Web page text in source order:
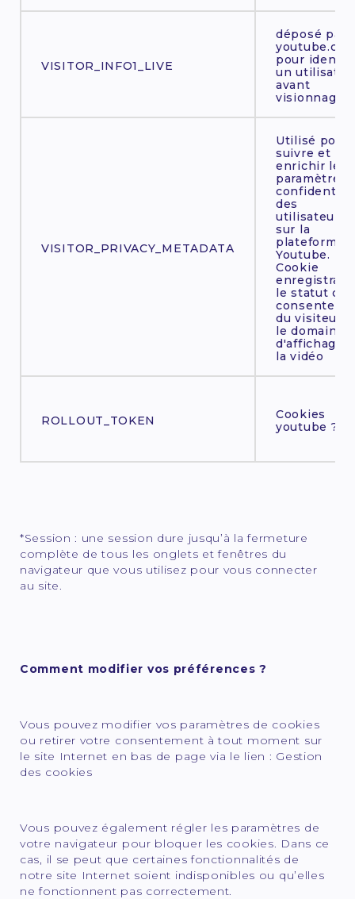
VISITOR_INFO1_LIVE
déposé par
pour
un
avant
visionnage
VISITOR_PRIVACY_METADATA
Utilisé pour
suivre et
enrichir les
paramètres
des
utilisateurs
sur la
plateforme
Youtube.
Cookie
enregistrant
le statut de
du visiteur
le domaine
d'affichage
la vidéo
ROLLOUT_TOKEN
Cookies
youtube ?
*Session : une session dure jusqu’à la fermeture
complète de tous les onglets et fenêtres du
navigateur que vous utilisez pour vous connecter
au site.
Comment modifier vos préférences ?
Vous pouvez modifier vos paramètres de cookies
ou retirer votre consentement à tout moment sur
le site Internet en bas de page via le lien : Gestion
des cookies
Vous pouvez également régler les paramètres de
votre navigateur pour bloquer les cookies. Dans ce
cas, il se peut que certaines fonctionnalités de
notre site Internet soient indisponibles ou qu’elles
ne fonctionnent pas correctement.